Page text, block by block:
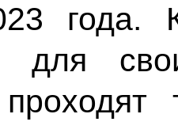
года.
для